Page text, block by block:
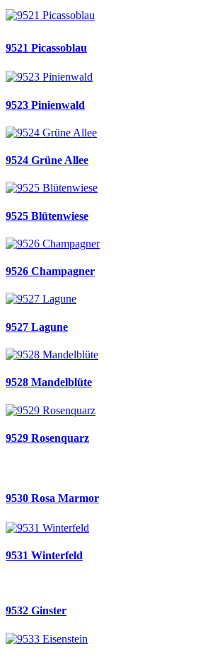
9521 Picassoblau
9523 Pinienwald
9524 Grüne Allee
9525 Blütenwiese
9526 Champagner
9527 Lagune
9528 Mandelblüte
9529 Rosenquarz
9530 Rosa Marmor
9531 Winterfeld
9532 Ginster